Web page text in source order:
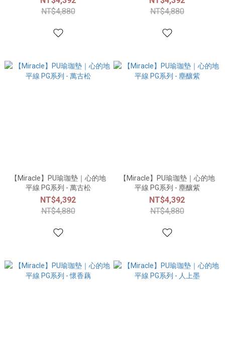
NT$4,880
NT$4,880
【Miracle】PU瑜珈墊｜心的地
平線 PG系列 - 萬古松
NT$4,392
NT$4,880
【Miracle】PU瑜珈墊｜心的地
平線 PG系列 - 塵釀紫
NT$4,392
NT$4,880